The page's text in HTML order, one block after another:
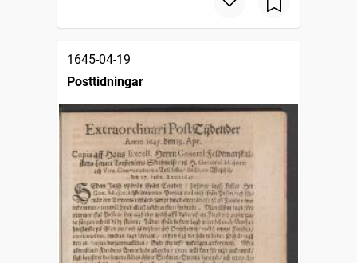
1645-04-19
Posttidningar